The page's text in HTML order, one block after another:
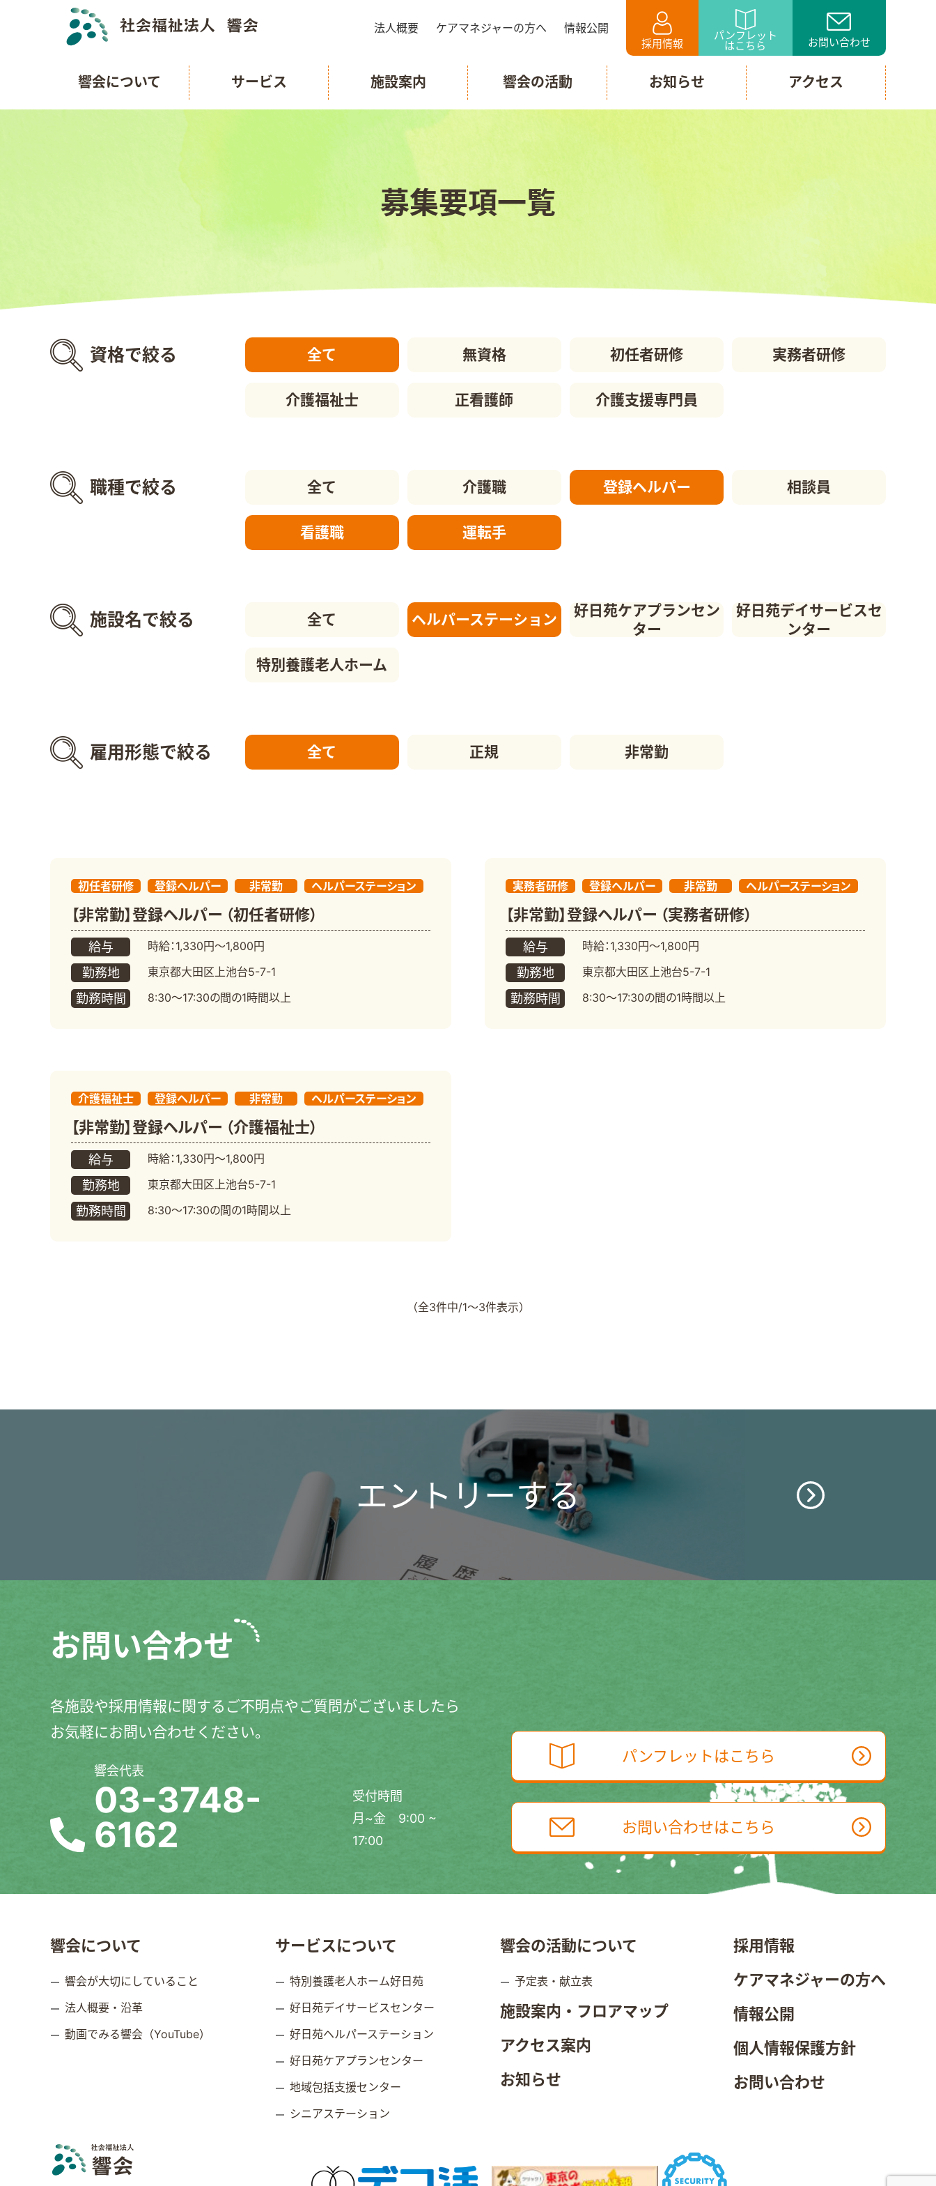
法人概要 ケアマネジャーの方へ 情報公開
採用情報
パンフレット
はこちら お問い合わせ
響会について サービス 施設案内 響会の活動 お知らせ アクセス
募集要項一覧
資格で絞る 全て 無資格 初任者研修 実務者研修
介護福祉士 正看護師 介護支援専門員
職種で絞る 全て 介護職 登録ヘルパー 相談員
看護職 運転手
施設名で絞る 全て ヘルパーステーション
好日苑ケアプランセン
ター
好日苑デイサービスセ
ンター
特別養護老人ホーム
雇用形態で絞る 全て 正規 非常勤
初任者研修 登録ヘルパー 非常勤 ヘルパーステーション
【非常勤】登録ヘルパー （初任者研修）
給与 時給：1,330円～1,800円
勤務地 東京都大田区上池台5-7-1
勤務時間 8:30～17:30の間の1時間以上
実務者研修 登録ヘルパー 非常勤 ヘルパーステーション
【非常勤】登録ヘルパー （実務者研修）
給与 時給：1,330円～1,800円
勤務地 東京都大田区上池台5-7-1
勤務時間 8:30～17:30の間の1時間以上
介護福祉士 登録ヘルパー 非常勤 ヘルパーステーション
【非常勤】登録ヘルパー （介護福祉士）
給与 時給：1,330円～1,800円
勤務地 東京都大田区上池台5-7-1
勤務時間 8:30～17:30の間の1時間以上
（全3件中/1～3件表示）
エントリーする
お問い合わせ
各施設や採用情報に関するご不明点やご質問がございましたら
お気軽にお問い合わせください。
響会代表
03-3748-
6162
受付時間
月~金 9:00 ~
17:00
パンフレットはこちら
お問い合わせはこちら
響会について
響会が大切にしていること
法人概要・沿革
動画でみる響会（YouTube）
サービスについて
特別養護老人ホーム好日苑
好日苑デイサービスセンター
好日苑ヘルパーステーション
好日苑ケアプランセンター
地域包括支援センター
シニアステーション
響会の活動について
予定表・献立表
施設案内・フロアマップ
アクセス案内
お知らせ
採用情報
ケアマネジャーの方へ
情報公開
個人情報保護方針
お問い合わせ